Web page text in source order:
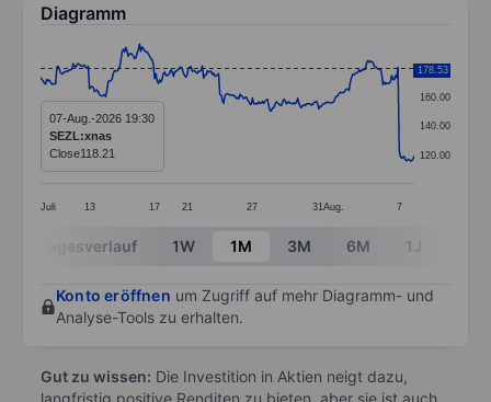
Diagramm
Line chart with 299 data points.
The chart has 1 X axis displaying categories.
The chart has 1 Y axis displaying values. Data ranges
Juli 13 17 21 27 31 Aug. 7
120.00
140.00
160.00
180.00
178.53
07-Aug.-2026 19:30
SEZL:xnas
Close118.21
End of interactive chart.
Tagesverlauf 1W 1M 3M 6M 1J
Konto eröffnen um Zugriff auf mehr Diagramm- und
Analyse-Tools zu erhalten.
Gut zu wissen: Die Investition in Aktien neigt dazu,
langfristig positive Renditen zu bieten, aber sie ist auch